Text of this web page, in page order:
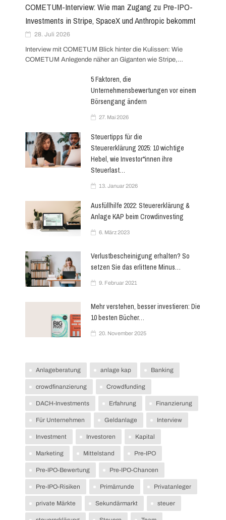
content
COMETUM-Interview: Wie man Zugang zu Pre-IPO-
Investments in Stripe, SpaceX und Anthropic bekommt
28. Juli 2026
Interview mit COMETUM Blick hinter die Kulissen: Wie
COMETUM Anlegende näher an Giganten wie Stripe,…
5 Faktoren, die
Unternehmensbewertungen vor einem
Börsengang ändern
27. Mai 2026
Steuertipps für die
Steuererklärung 2025: 10 wichtige
Hebel, wie Investor*innen ihre
Steuerlast…
13. Januar 2026
Ausfüllhilfe 2022: Steuererklärung &
Anlage KAP beim Crowdinvesting
6. März 2023
Verlustbescheinigung erhalten? So
setzen Sie das erlittene Minus…
9. Februar 2021
Mehr verstehen, besser investieren: Die
10 besten Bücher…
20. November 2025
Anlageberatung anlage kap Banking
crowdfinanzierung Crowdfunding
DACH-Investments Erfahrung Finanzierung
Für Unternehmen Geldanlage Interview
Investment Investoren Kapital
Marketing Mittelstand Pre-IPO
Pre-IPO-Bewertung Pre-IPO-Chancen
Pre-IPO-Risiken Primärrunde Privatanleger
private Märkte Sekundärmarkt steuer